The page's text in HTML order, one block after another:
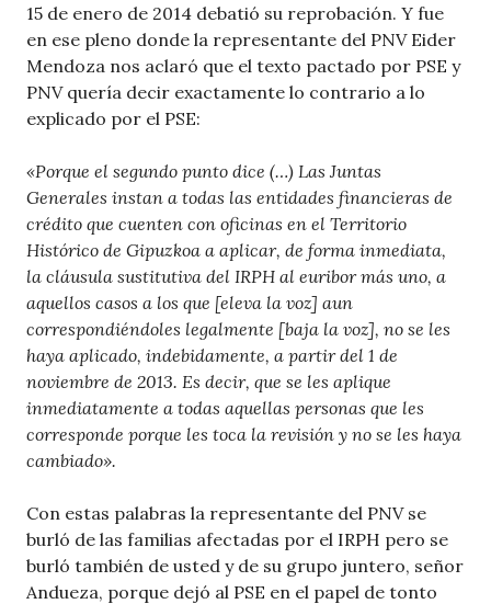
15 de enero de 2014 debatió su reprobación. Y fue
en ese pleno donde la representante del PNV Eider
Mendoza nos aclaró que el texto pactado por PSE y
PNV quería decir exactamente lo contrario a lo
explicado por el PSE:
«Porque el segundo punto dice (…) Las Juntas
Generales instan a todas las entidades financieras de
crédito que cuenten con oficinas en el Territorio
Histórico de Gipuzkoa a aplicar, de forma inmediata,
la cláusula sustitutiva del IRPH al euribor más uno, a
aquellos casos a los que [eleva la voz] aun
correspondiéndoles legalmente [baja la voz], no se les
haya aplicado, indebidamente, a partir del 1 de
noviembre de 2013. Es decir, que se les aplique
inmediatamente a todas aquellas personas que les
corresponde porque les toca la revisión y no se les haya
cambiado».
Con estas palabras la representante del PNV se
burló de las familias afectadas por el IRPH pero se
burló también de usted y de su grupo juntero, señor
Andueza, porque dejó al PSE en el papel de tonto